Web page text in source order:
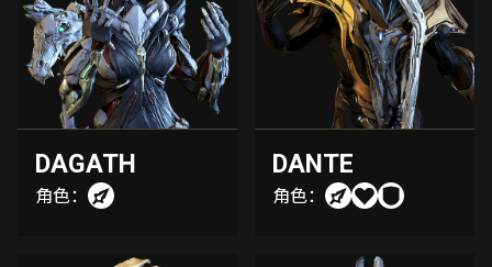
DAGATH
角色：
DANTE
角色：